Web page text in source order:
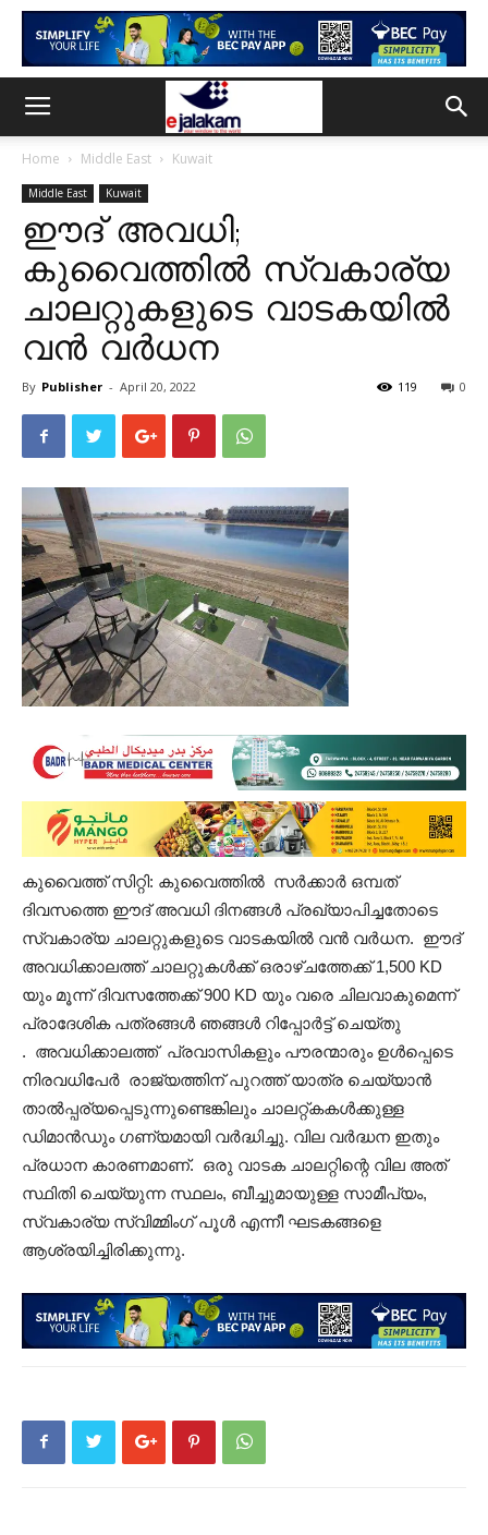
Home Middle East Kuwait
Middle East Kuwait
ഈദ് അവധി;
കുവൈത്തിൽ സ്വകാര്യ
ചാലറ്റുകളുടെ വാടകയിൽ
വൻ വർധന
By Publisher - April 20, 2022 0
119
കുവൈത്ത് സിറ്റി: കുവൈത്തിൽ സർക്കാർ ഒമ്പത്
ദിവസത്തെ ഈദ് അവധി ദിനങ്ങൾ പ്രഖ്യാപിച്ചതോടെ
സ്വകാര്യ ചാലറ്റുകളുടെ വാടകയിൽ വൻ വർധന. ഈദ്
അവധിക്കാലത്ത് ചാലറ്റുകൾക്ക് ഒരാഴ്ചത്തേക്ക് 1,500 KD
യും മൂന്ന് ദിവസത്തേക്ക് 900 KD യും വരെ ചിലവാകുമെന്ന്
പ്രാദേശിക പത്രങ്ങൾ ഞങ്ങൾ റിപ്പോർട്ട് ചെയ്തു
. അവധിക്കാലത്ത് പ്രവാസികളും പൗരന്മാരും ഉൾപ്പെടെ
നിരവധിപേർ രാജ്യത്തിന് പുറത്ത് യാത്ര ചെയ്യാൻ
താൽപ്പര്യപ്പെടുന്നുണ്ടെങ്കിലും ചാലറ്റ്കകൾക്കുള്ള
ഡിമാൻഡും ഗണ്യമായി വർദ്ധിച്ചു. വില വർദ്ധന ഇതും
പ്രധാന കാരണമാണ്. ഒരു വാടക ചാലറ്റിന്റെ വില അത്
സ്ഥിതി ചെയ്യുന്ന സ്ഥലം, ബീച്ചുമായുള്ള സാമീപ്യം,
സ്വകാര്യ സ്വിമ്മിംഗ് പൂൾ എന്നീ ഘടകങ്ങളെ
ആശ്രയിച്ചിരിക്കുന്നു.